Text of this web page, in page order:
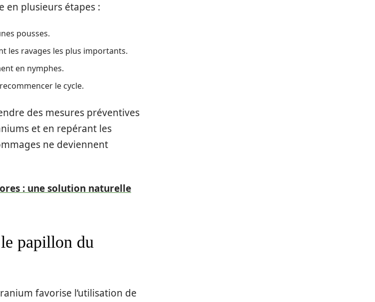
en plusieurs étapes :
pousses.
les ravages les plus importants.
en nymphes.
le cycle.
des mesures préventives
et en repérant les
ne deviennent
: une solution naturelle
papillon du
favorise l’utilisation de